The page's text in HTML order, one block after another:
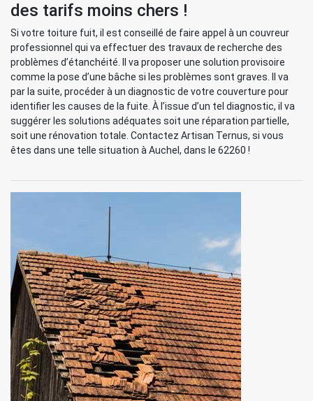
des tarifs moins chers !
Si votre toiture fuit, il est conseillé de faire appel à un couvreur
professionnel qui va effectuer des travaux de recherche des
problèmes d’étanchéité. Il va proposer une solution provisoire
comme la pose d’une bâche si les problèmes sont graves. Il va
par la suite, procéder à un diagnostic de votre couverture pour
identifier les causes de la fuite. À l’issue d’un tel diagnostic, il va
suggérer les solutions adéquates soit une réparation partielle,
soit une rénovation totale. Contactez Artisan Ternus, si vous
êtes dans une telle situation à Auchel, dans le 62260 !